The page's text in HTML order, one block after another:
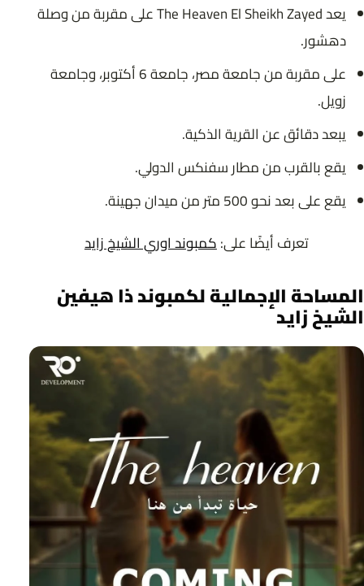
يعد The Heaven El Sheikh Zayed على مقربة من وصلة
دهشور.
على مقربة من جامعة مصر، جامعة 6 أكتوبر، وجامعة
زويل.
يبعد دقائق عن القرية الذكية.
يقع بالقرب من مطار سفنكس الدولي.
يقع على بعد نحو 500 متر من ميدان جهينة.
تعرف أيضًا على:كمبوند اوري الشيخ زايد
المساحة الإجمالية لكمبوند ذا هيفين
الشيخ زايد